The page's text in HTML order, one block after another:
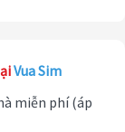
Vua Sim
miễn phí (áp